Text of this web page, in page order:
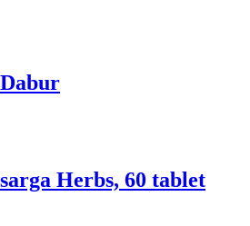
Herbs, 60 tablet